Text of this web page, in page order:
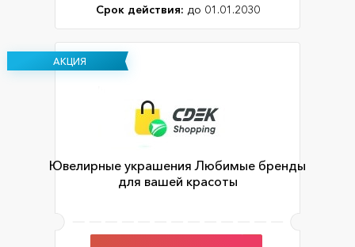
Срок действия: до 01.01.2030
АКЦИЯ
Ювелирные украшения Любимые бренды
для вашей красоты